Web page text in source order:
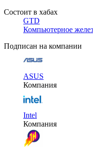
Состоит в хабах
GTD
Компьютерное
Подписан на компании
ASUS
Компания
Intel
Компания